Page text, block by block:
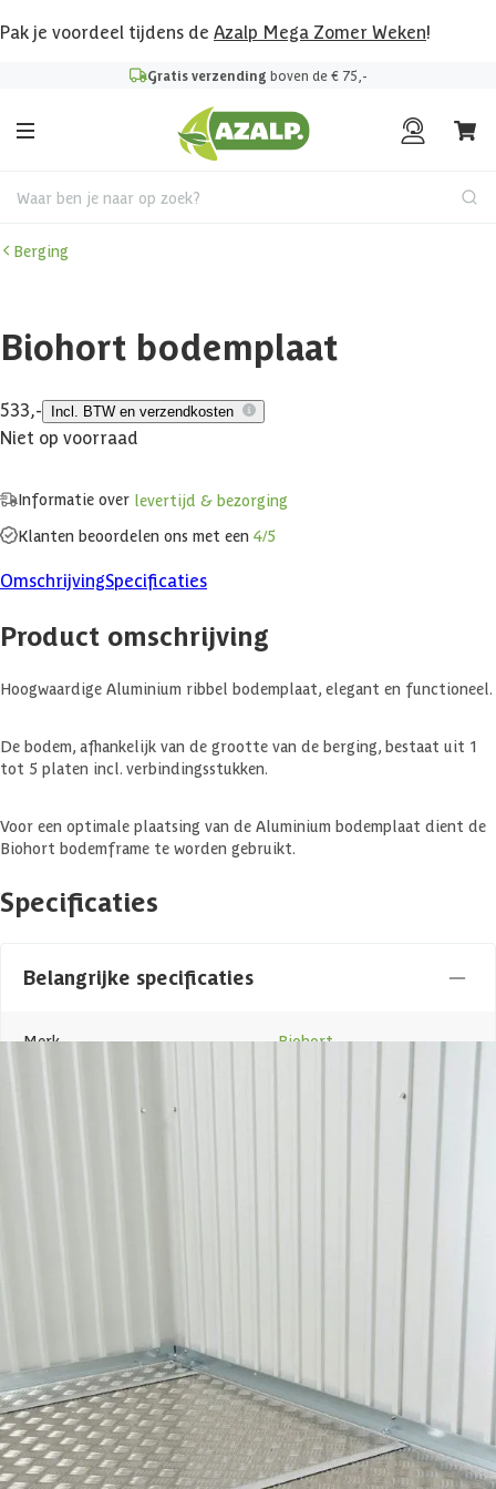
Pak je voordeel tijdens de Azalp Mega Zomer Weken!
Gratis verzending boven de € 75,-
Waar ben je naar op zoek?
Berging
Biohort bodemplaat
533,- Incl. BTW en verzendkosten
Niet op voorraad
Informatie over levertijd & bezorging
Klanten beoordelen ons met een 4/5
OmschrijvingSpecificaties
Product omschrijving
Hoogwaardige Aluminium ribbel bodemplaat, elegant en functioneel.
De bodem, afhankelijk van de grootte van de berging, bestaat uit 1
tot 5 platen incl. verbindingsstukken.
Voor een optimale plaatsing van de Aluminium bodemplaat dient de
Biohort bodemframe te worden gebruikt.
Specificaties
Belangrijke specificaties
Merk Biohort
Azalp artikelcode 21-007-0420-0
EAN-code 9003414480407